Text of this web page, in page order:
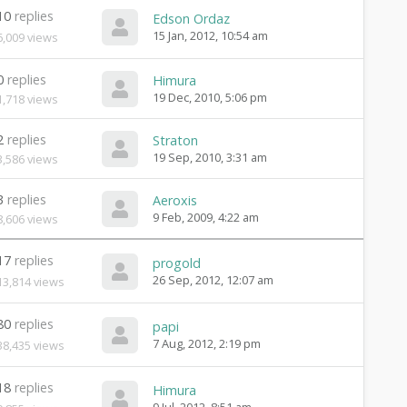
replies
views
L
a
t
p
o
t
b
y
Edson Ordaz
15 Jan, 2012, 10:54 am
replies
views
L
a
t
p
o
b
y
Himura
19 Dec, 2010, 5:06 pm
replies
views
L
a
t
p
o
b
y
Straton
19 Sep, 2010, 3:31 am
replies
views
L
a
t
p
o
t
b
y
Aeroxis
9 Feb, 2009, 4:22 am
replies
views
L
a
t
p
o
s
t
b
y
progold
26 Sep, 2012, 12:07 am
replies
views
L
a
t
p
o
papi
7 Aug, 2012, 2:19 pm
replies
L
a
Himura